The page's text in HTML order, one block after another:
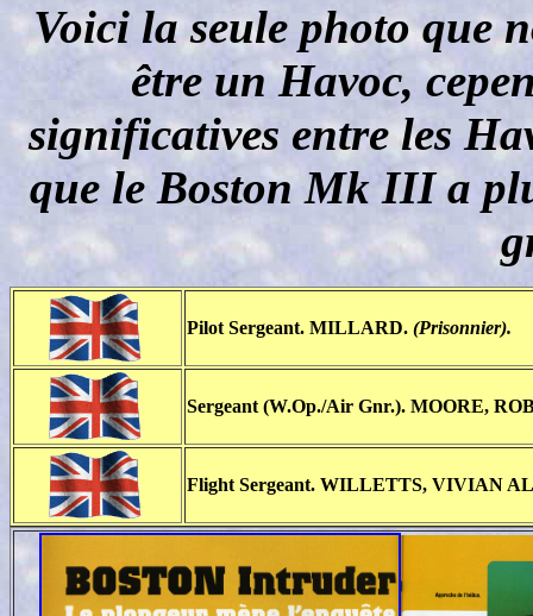
Voici la seule photo que
être un Havoc,
significatives entre les
que le Boston Mk III a
Pilot Sergeant. MILLARD. (Prisonnier).
Sergeant (W.Op./Air Gnr.). MOORE,
Flight Sergeant. WILLETTS, VIVIAN